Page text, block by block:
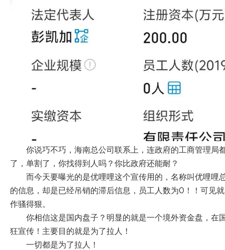
你说巧不巧，海南总公司联系上，连政府的工商管理
了，单割了，你找得到人吗？你比政府还能耐？
而今天要曝光的是优哩哩这个宣传用的，名称叫优哩
的信息，却是已经吊销的滞后信息，员工人数为0！！可见
作骚得狠。
你相信这是国内盘子？明显的就是一个境外资金盘，在
狂宣传！主要目的就是为了拉人！
一切都是为了拉人！